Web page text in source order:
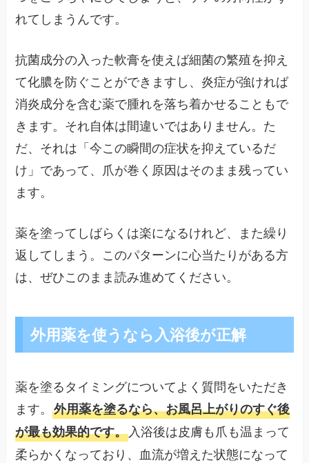
れてしまうんです。
抗菌成分の入った軟膏を使えば細菌の繁殖を抑え
て化膿を防ぐことができますし、炎症が強ければ
消炎成分を含む薬で腫れを落ち着かせることもで
きます。それ自体は間違いではありません。た
だ、それは「今この瞬間の症状を抑えているだ
け」であって、爪が巻く原因はそのまま残ってい
ます。
薬を塗ってしばらくは楽になるけれど、また繰り
返してしまう。このパターンに心当たりがある方
は、ぜひこのまま読み進めてください。
外用薬を使うなら入浴後が正解
薬を塗るタイミングについてよく質問をいただき
ます。外用薬を塗るなら、お風呂上がりのすぐ後
が最も効果的です。 入浴後は皮膚も爪も温まって
柔らかくなっており、血流が増えた状態になって